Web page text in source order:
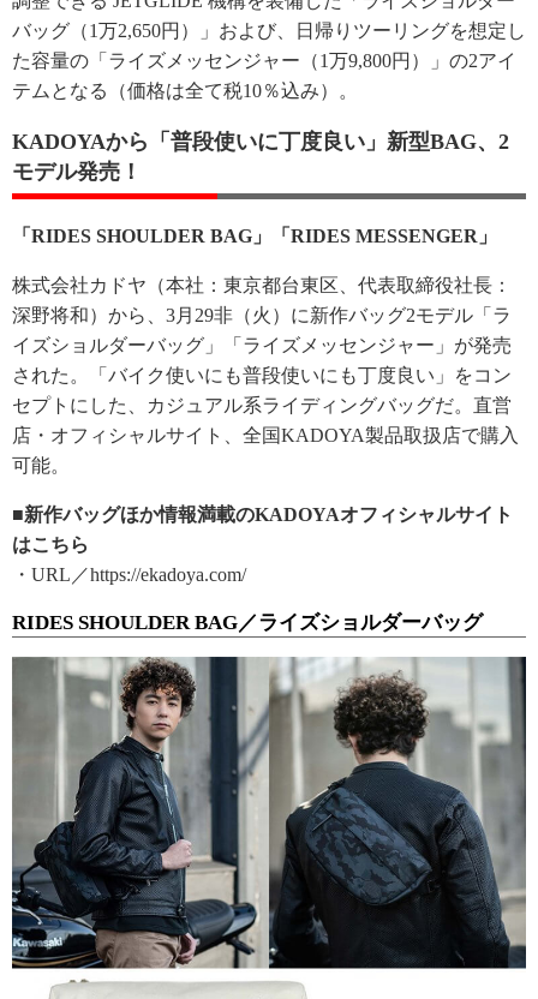
バッグ（1万2,650円）」および、日帰りツーリングを想定し
た容量の「ライズメッセンジャー（1万9,800円）」の2アイ
テムとなる（価格は全て税10％込み）。
KADOYAから「普段使いに丁度良い」新型BAG、2
モデル発売！
「RIDES SHOULDER BAG」「RIDES MESSENGER」
株式会社カドヤ（本社：東京都台東区、代表取締役社長：
深野将和）から、3月29非（火）に新作バッグ2モデル「ラ
イズショルダーバッグ」「ライズメッセンジャー」が発売
された。「バイク使いにも普段使いにも丁度良い」をコン
セプトにした、カジュアル系ライディングバッグだ。直営
店・オフィシャルサイト、全国KADOYA製品取扱店で購入
可能。
■新作バッグほか情報満載のKADOYAオフィシャルサイト
はこちら
・URL／https://ekadoya.com/
RIDES SHOULDER BAG／ライズショルダーバッグ